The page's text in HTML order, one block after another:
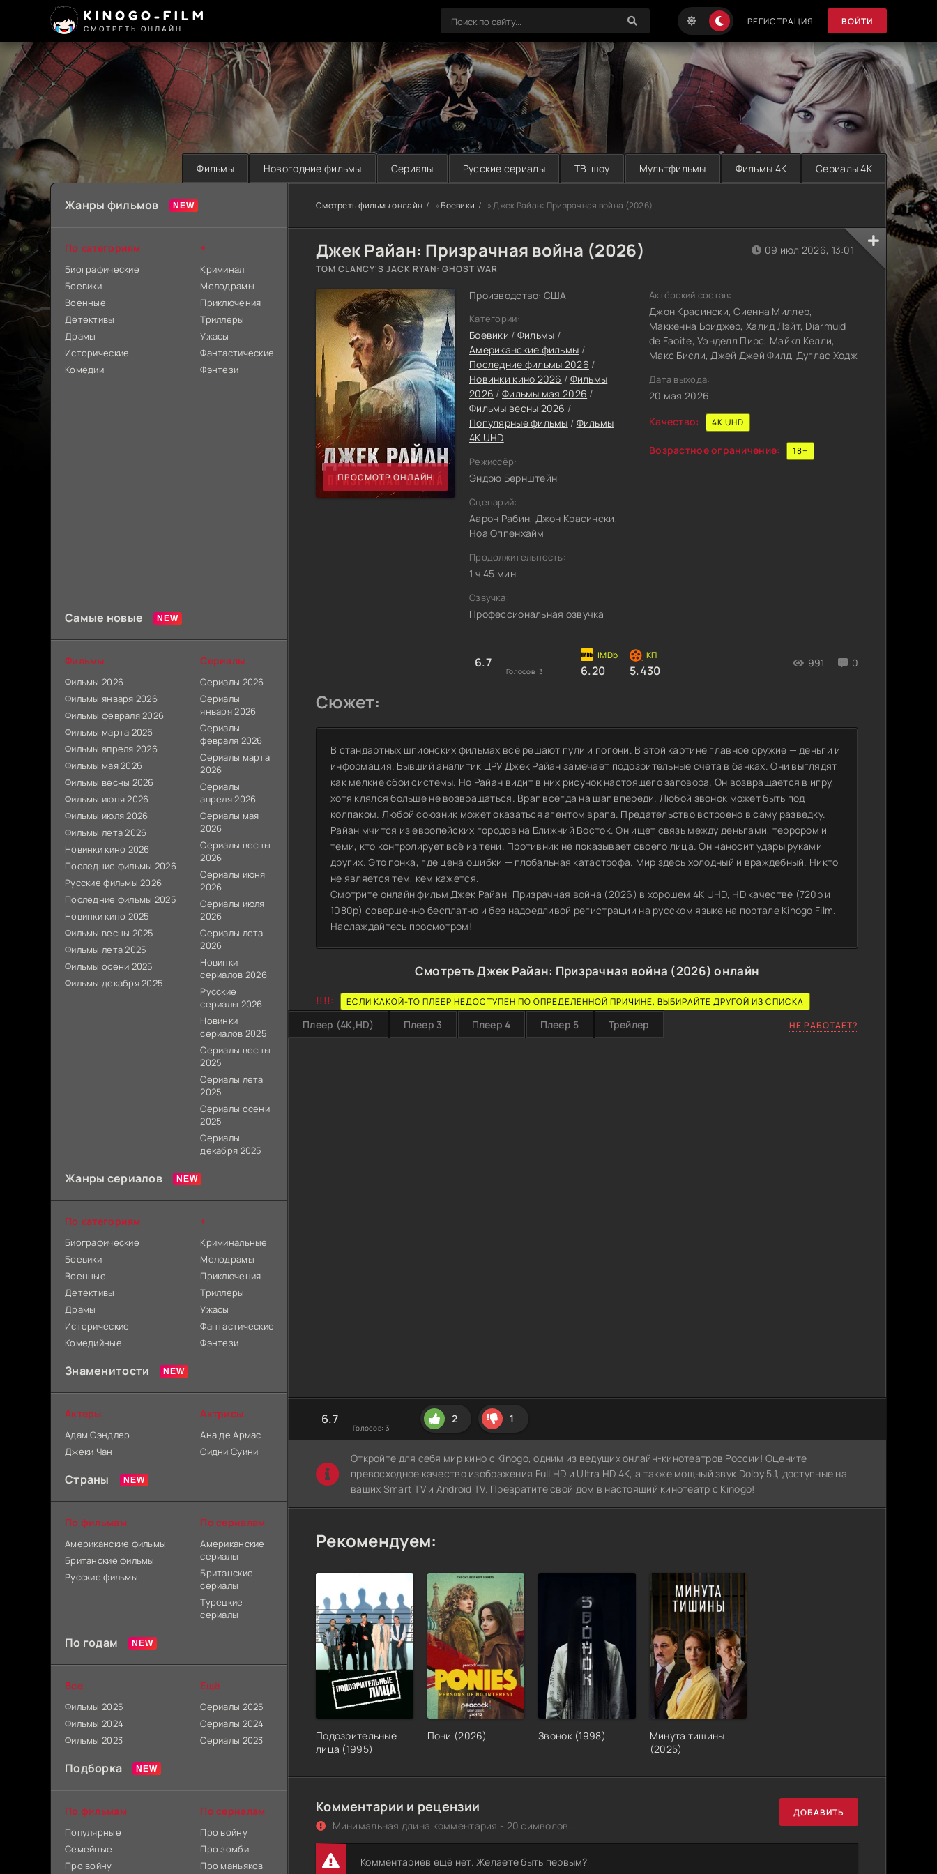
KINOGO-FILM
СМОТРЕТЬ ОНЛАЙН
РЕГИСТРАЦИЯ ВОЙТИ
Фильмы Новогодние фильмы Сериалы Русские сериалы ТВ-шоу Мультфильмы Фильмы 4K Сериалы 4K
Смотреть фильмы онлайн »Боевики » Джек Райан: Призрачная война (2026)
Джек Райан: Призрачная война (2026)
TOM CLANCY'S JACK RYAN: GHOST WAR
ПРОСМОТР ОНЛАЙН
Производство: США
Категории:
Боевики / Фильмы /
Американские фильмы /
Последние фильмы 2026 /
Новинки кино 2026 / Фильмы
2026 / Фильмы мая 2026 /
Фильмы весны 2026 /
Популярные фильмы / Фильмы
4K UHD
Режиссёр:
Эндрю Бернштейн
Сценарий:
Аарон Рабин, Джон Красински,
Ноа Оппенхайм
Продолжительность:
1 ч 45 мин
Озвучка:
Профессиональная озвучка
6.7
Голосов: 3 6.20 5.430
991 0
09 июл 2026, 13:01
Актёрский состав:
Джон Красински, Сиенна Миллер,
Маккенна Бриджер, Халид Лэйт, Diarmuid
de Faoite, Уэнделл Пирс, Майкл Келли,
Макс Бисли, Джей Джей Филд, Дуглас Ходж
Дата выхода:
20 мая 2026
Качество:
4K UHD
Возрастное ограничение: 18+
Сюжет:
В стандартных шпионских фильмах всё решают пули и погони. В этой картине главное оружие — деньги и
информация. Бывший аналитик ЦРУ Джек Райан замечает подозрительные счета в банках. Они выглядят
как мелкие сбои системы. Но Райан видит в них рисунок настоящего заговора. Он возвращается в игру,
хотя клялся больше не возвращаться. Враг всегда на шаг впереди. Любой звонок может быть под
колпаком. Любой союзник может оказаться агентом врага. Предательство встроено в саму разведку.
Райан мчится из европейских городов на Ближний Восток. Он ищет связь между деньгами, террором и
теми, кто контролирует всё из тени. Противник не показывает своего лица. Он наносит удары руками
других. Это гонка, где цена ошибки — глобальная катастрофа. Мир здесь холодный и враждебный. Никто
не является тем, кем кажется.
Смотрите онлайн фильм Джек Райан: Призрачная война (2026) в хорошем 4K UHD, HD качестве (720p и
1080p) совершенно бесплатно и без надоедливой регистрации на русском языке на портале Kinogo Film.
Наслаждайтесь просмотром!
Смотреть Джек Райан: Призрачная война (2026) онлайн
!!!!: ЕСЛИ КАКОЙ-ТО ПЛЕЕР НЕДОСТУПЕН ПО ОПРЕДЕЛЕННОЙ ПРИЧИНЕ, ВЫБИРАЙТЕ ДРУГОЙ ИЗ СПИСКА
Плеер (4K,HD) Плеер 3 Плеер 4 Плеер 5 Трейлер НЕ РАБОТАЕТ?
6.7
Голосов: 3
2 1
Откройте для себя мир кино с Kinogo, одним из ведущих онлайн-кинотеатров России! Оцените
превосходное качество изображения Full HD и Ultra HD 4K, а также мощный звук Dolby 5.1, доступные на
ваших Smart TV и Android TV. Превратите свой дом в настоящий кинотеатр с Kinogo!
Рекомендуем:
Подозрительные
лица (1995)
Пони (2026) Звонок (1998)
Минута тишины
(2025)
Комментарии и рецензии
Минимальная длина комментария - 20 символов.
ДОБАВИТЬ
Комментариев ещё нет. Желаете быть первым?
Жанры фильмов
По категориям
Биографические
Боевики
Военные
Детективы
Драмы
Исторические
Комедии
+
Криминал
Мелодрамы
Приключения
Триллеры
Ужасы
Фантастические
Фэнтези
Самые новые
Фильмы
Фильмы 2026
Фильмы января 2026
Фильмы февраля 2026
Фильмы марта 2026
Фильмы апреля 2026
Фильмы мая 2026
Фильмы весны 2026
Фильмы июня 2026
Фильмы июля 2026
Фильмы лета 2026
Новинки кино 2026
Последние фильмы 2026
Русские фильмы 2026
Последние фильмы 2025
Новинки кино 2025
Фильмы весны 2025
Фильмы лета 2025
Фильмы осени 2025
Фильмы декабря 2025
Сериалы
Сериалы 2026
Сериалы
января 2026
Сериалы
февраля 2026
Сериалы марта
2026
Сериалы
апреля 2026
Сериалы мая
2026
Сериалы весны
2026
Сериалы июня
2026
Сериалы июля
2026
Сериалы лета
2026
Новинки
сериалов 2026
Русские
сериалы 2026
Новинки
сериалов 2025
Сериалы весны
2025
Сериалы лета
2025
Сериалы осени
2025
Сериалы
декабря 2025
Жанры сериалов
По категориям
Биографические
Боевики
Военные
Детективы
Драмы
Исторические
Комедийные
+
Криминальные
Мелодрамы
Приключения
Триллеры
Ужасы
Фантастические
Фэнтези
Знаменитости
Актеры
Адам Сэндлер
Джеки Чан
Актрисы
Ана де Армас
Сидни Суини
Страны
По фильмам
Американские фильмы
Британские фильмы
Русские фильмы
По сериалам
Американские
сериалы
Британские
сериалы
Турецкие
сериалы
По годам
Все
Фильмы 2025
Фильмы 2024
Фильмы 2023
Ещё
Сериалы 2025
Сериалы 2024
Сериалы 2023
Подборка
По фильмам
Популярные
Семейные
Про войну
По сериалам
Про войну
Про зомби
Про маньяков